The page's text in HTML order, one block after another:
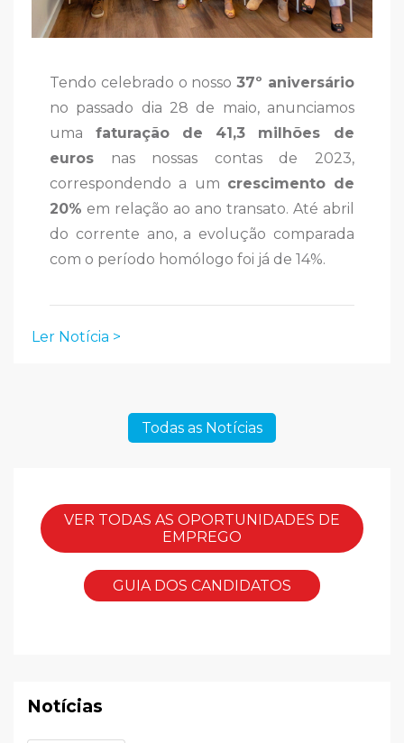
Tendo celebrado o nosso37º aniversário
no passado dia 28 de maio, anunciamos
uma faturação de
41,3 milhões de
euros nas nossas contas de 2023,
correspondendo a um crescimento de
20% em relação ao ano transato. Até abril
do corrente ano, a evolução comparada
com o período homólogo foi já de 14%.
Ler Notícia >
Todas as Notícias
VER TODAS AS OPORTUNIDADES DE
EMPREGO
GUIA DOS CANDIDATOS
Notícias